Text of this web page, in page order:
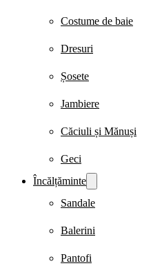
Costume de baie
Dresuri
Șosete
Jambiere
Căciuli și Mănuși
Geci
Încălțăminte
Sandale
Balerini
Pantofi